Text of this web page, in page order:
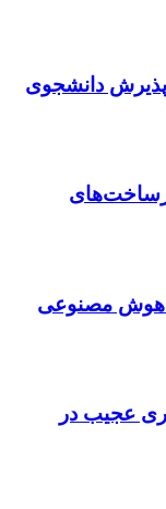
پذیرش دانشجوی
هوش مصنوعی
عجیب در